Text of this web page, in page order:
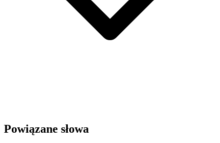
Powiązane słowa